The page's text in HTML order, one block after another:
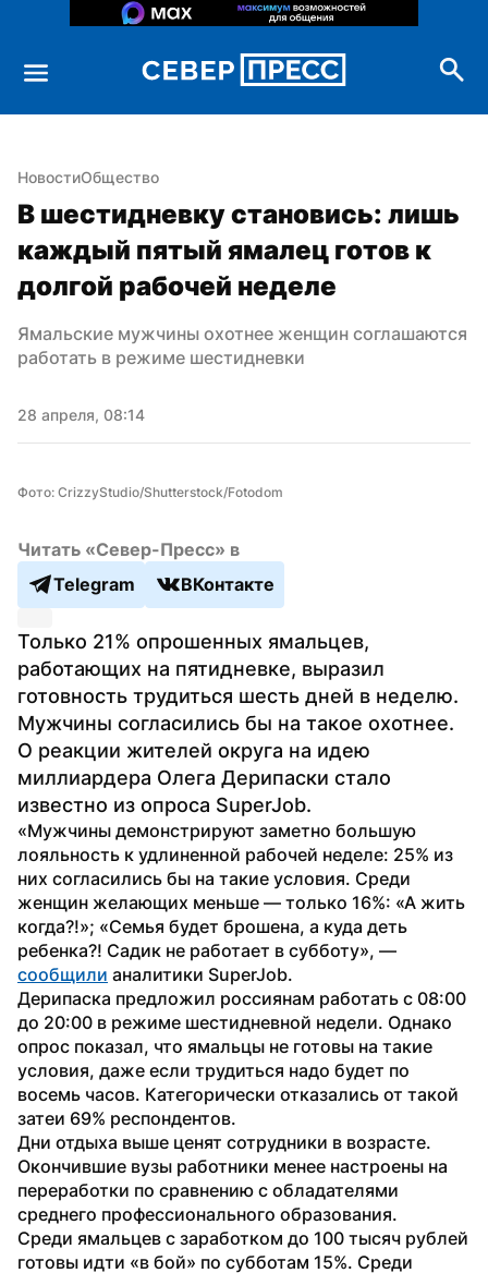
НовостиОбщество
В шестидневку становись: лишь
каждый пятый ямалец готов к
долгой рабочей неделе
Ямальские мужчины охотнее женщин соглашаются
работать в режиме шестидневки
28 апреля, 08:14
Фото: CrizzyStudio/Shutterstock/Fotodom
Читать «Север-Пресс» в
Telegram
ВКонтакте
Только 21% опрошенных ямальцев,
работающих на пятидневке, выразил
готовность трудиться шесть дней в неделю.
Мужчины согласились бы на такое охотнее.
О реакции жителей округа на идею
миллиардера Олега Дерипаски стало
известно из опроса SuperJob.
«Мужчины демонстрируют заметно большую
лояльность к удлиненной рабочей неделе: 25% из
них согласились бы на такие условия. Среди
женщин желающих меньше — только 16%: «А жить
когда?!»; «Семья будет брошена, а куда деть
сообщили аналитики SuperJob.
Дерипаска предложил россиянам работать с 08:00
до 20:00 в режиме шестидневной недели. Однако
опрос показал, что ямальцы не готовы на такие
условия, даже если трудиться надо будет по
восемь часов. Категорически отказались от такой
затеи 69% респондентов.
Дни отдыха выше ценят сотрудники в возрасте.
Окончившие вузы работники менее настроены на
переработки по сравнению с обладателями
среднего профессионального образования.
Среди ямальцев с заработком до 100 тысяч рублей
готовы идти «в бой» по субботам 15%. Среди